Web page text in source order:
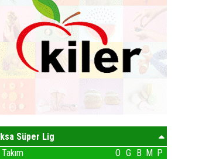
Süper Lig
Takım O G B M P